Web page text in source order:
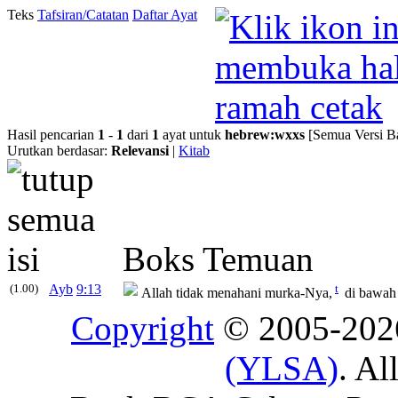
Teks Tafsiran/Catatan Daftar Ayat
Hasil pencarian 1 - 1 dari 1 ayat untuk hebrew:wxxs [Semua Versi
Urutkan berdasar: Relevansi | Kitab
Boks Temuan
(1.00) Ayb 9:13 Allah tidak menahani murka-Nya, t di
Copyright © 2005-
(YLSA).